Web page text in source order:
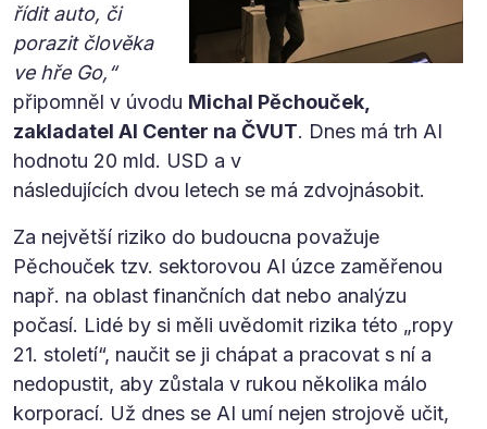
řídit auto, či
porazit člověka
ve hře Go,“
připomněl v úvodu Michal Pěchouček,
zakladatel AI Center na ČVUT. Dnes má trh AI
hodnotu 20 mld. USD a v
následujících dvou letech se má zdvojnásobit.
Za největší riziko do budoucna považuje
Pěchouček tzv. sektorovou AI úzce zaměřenou
např. na oblast finančních dat nebo analýzu
počasí. Lidé by si měli uvědomit rizika této „ropy
21. století“, naučit se ji chápat a pracovat s ní a
nedopustit, aby zůstala v rukou několika málo
korporací. Už dnes se AI umí nejen strojově učit,